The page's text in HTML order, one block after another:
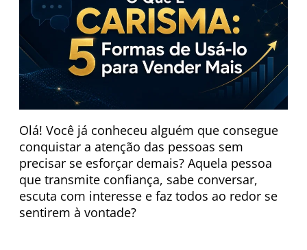
Olá! Você já conheceu alguém que consegue
conquistar a atenção das pessoas sem
precisar se esforçar demais? Aquela pessoa
que transmite confiança, sabe conversar,
escuta com interesse e faz todos ao redor se
sentirem à vontade?